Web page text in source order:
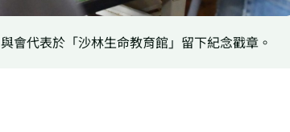
與會代表於「沙林生命教育館」留下紀念戳章。